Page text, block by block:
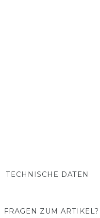
TECHNISCHE DATEN
FRAGEN ZUM ARTIKEL?